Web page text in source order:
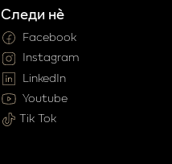
Следи нè
Facebook
Instagram
LinkedIn
Youtube
Tik Tok